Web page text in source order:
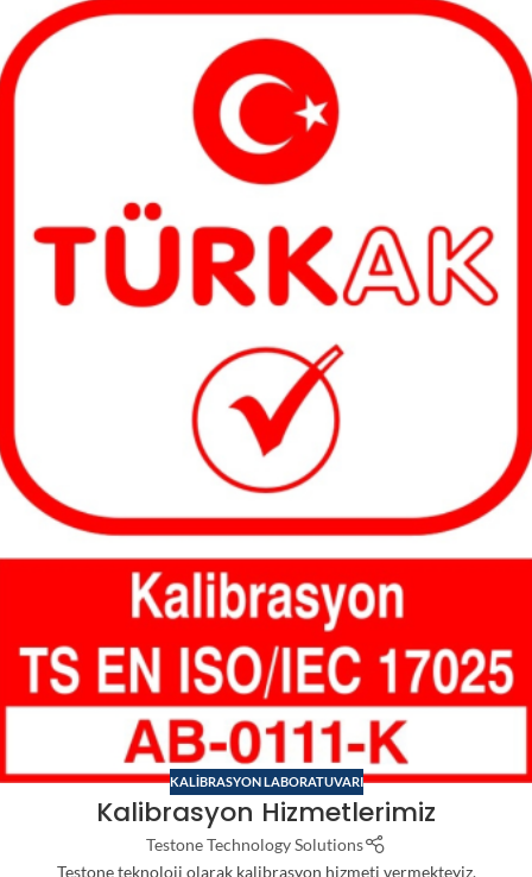
KALIBRASYON LABORATUVARI
Kalibrasyon Hizmetlerimiz
Testone Technology Solutions
Testone teknoloji olarak kalibrasyon hizmeti vermekteyiz,